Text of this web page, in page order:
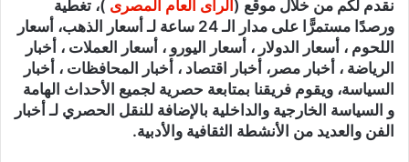
نقدم لكم من خلال موقع ( الرأى العام المصرى )، تغطية
ورصدًا مستمرًّا على مدار الـ 24 ساعة لـ أسعار الذهب، أسعار
اللحوم ، أسعار الدولار ، أسعار اليورو ، أسعار العملات ، أخبار
الرياضة ، أخبار مصر، أخبار اقتصاد ، أخبار المحافظات ، أخبار
السياسة، ويقوم فريقنا بمتابعة حصرية لجميع الأحداث الهامة
و السياسة الخارجية والداخلية بالإضافة للنقل الحصري لـ أخبار
الفن والعديد من الأنشطة الثقافية والأدبية.